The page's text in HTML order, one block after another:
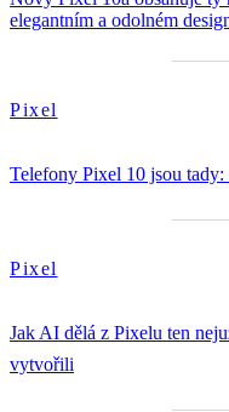
elegantním a odolném
Pixel
Telefony Pixel 10 jsou
Pixel
Jak AI dělá z Pixelu ten
vytvořili